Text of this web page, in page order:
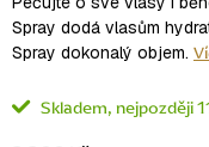
Spray dodá vlasům
Spray dokonalý objem.
Skladem